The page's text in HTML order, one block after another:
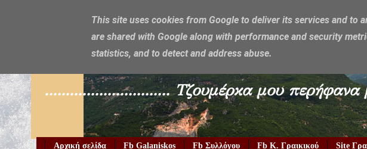
Galaniskos
.............................. Τζουμέρκα μου περήφανα
Αρχική σελίδα Fb Galaniskos Fb Συλλόγου Fb Κ. Γραικικού Site
This site uses cookies from Google to deliver its services and to
are shared with Google along with performance and security
statistics, and to detect and address abuse.